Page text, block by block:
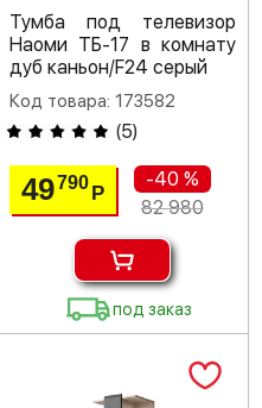
Тумба под телевизор
Наоми ТБ-17 в комнату
дуб каньон/F24 серый
Код товара: 173582
(5)
49790 Р
-40 %
82 980
под заказ